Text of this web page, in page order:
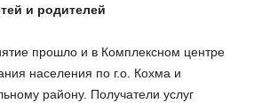
и родителей
прошло и в Комплексном центре
населения по г.о. Кохма и
району. Получатели услуг